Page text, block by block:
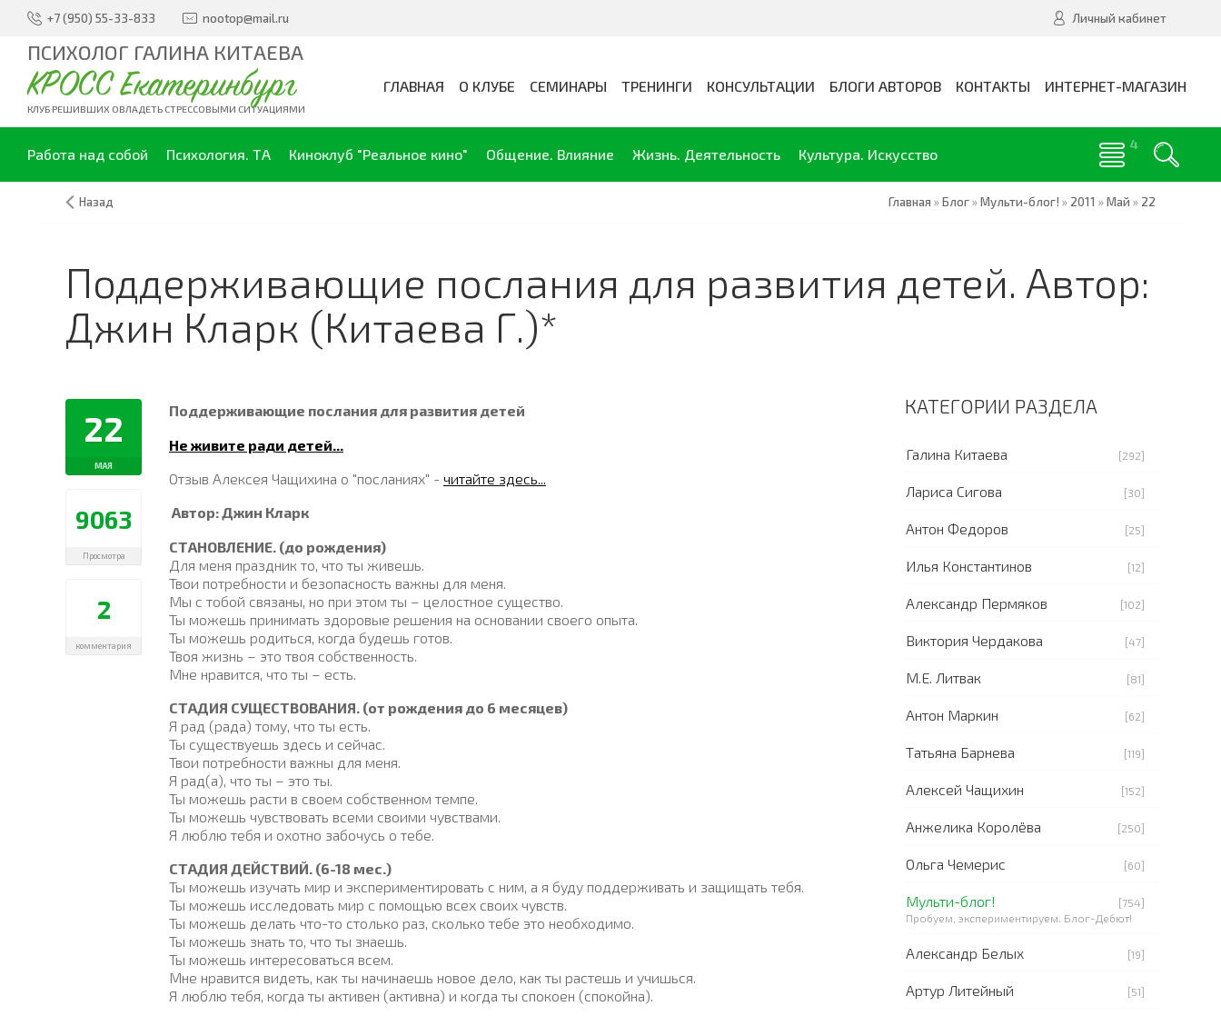
+7 (950) 55-33-833 nootop@mail.ru Личный кабинет
ПСИХОЛОГ ГАЛИНА КИТАЕВА
КРОСС Екатеринбург
КЛУБ РЕШИВШИХ ОВЛАДЕТЬ СТРЕССОВЫМИ СИТУАЦИЯМИ
ГЛАВНАЯ О КЛУБЕ СЕМИНАРЫ ТРЕНИНГИ КОНСУЛЬТАЦИИ БЛОГИ АВТОРОВ КОНТАКТЫ ИНТЕРНЕТ-МАГАЗИН
Работа над собой Психология. ТА Киноклуб "Реальное кино" Общение. Влияние Жизнь. Деятельность Культура. Искусство
Назад Главная »Блог»Мульти-блог! » 2011 »Май » 22
Поддерживающие послания для развития детей. Автор:
Джин Кларк (Китаева Г.)*
22
МАЯ
9063
Просмотра
2
комментария
Поддерживающие послания для развития детей
Не живите ради детей...
Отзыв Алексея Чащихина о "посланиях" - читайте здесь...
Автор: Джин Кларк
СТАНОВЛЕНИЕ. (до рождения)
Для меня праздник то, что ты живешь.
Твои потребности и безопасность важны для меня.
Мы с тобой связаны, но при этом ты – целостное существо.
Ты можешь принимать здоровые решения на основании своего опыта.
Ты можешь родиться, когда будешь готов.
Твоя жизнь – это твоя собственность.
Мне нравится, что ты – есть.
СТАДИЯ СУЩЕСТВОВАНИЯ. (от рождения до 6 месяцев)
Я рад (рада) тому, что ты есть.
Ты существуешь здесь и сейчас.
Твои потребности важны для меня.
Я рад(а), что ты – это ты.
Ты можешь расти в своем собственном темпе.
Ты можешь чувствовать всеми своими чувствами.
Я люблю тебя и охотно забочусь о тебе.
СТАДИЯ ДЕЙСТВИЙ. (6-18 мес.)
Ты можешь изучать мир и экспериментировать с ним, а я буду поддерживать и защищать тебя.
Ты можешь исследовать мир с помощью всех своих чувств.
Ты можешь делать что-то столько раз, сколько тебе это необходимо.
Ты можешь знать то, что ты знаешь.
Ты можешь интересоваться всем.
Мне нравится видеть, как ты начинаешь новое дело, как ты растешь и учишься.
Я люблю тебя, когда ты активен (активна) и когда ты спокоен (спокойна).
КАТЕГОРИИ РАЗДЕЛА
Галина Китаева [292]
Лариса Сигова [30]
Антон Федоров [25]
Илья Константинов [12]
Александр Пермяков [102]
Виктория Чердакова [47]
М.Е. Литвак [81]
Антон Маркин [62]
Татьяна Барнева [119]
Алексей Чащихин [152]
Анжелика Королёва [250]
Ольга Чемерис [60]
Мульти-блог!
[754]
Пробуем, экспериментируем. Блог-Дебют!
Александр Белых [19]
Артур Литейный [51]